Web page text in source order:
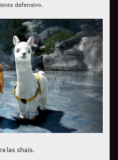
defensivo.
las shais.